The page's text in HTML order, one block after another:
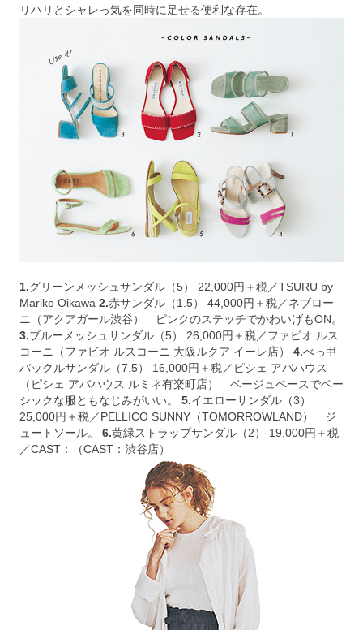
リハリとシャレっ気を同時に足せる便利な存在。
1.グリーンメッシュサンダル（5） 22,000円＋税／TSURU by
Mariko Oikawa 2.赤サンダル（1.5） 44,000円＋税／ネブロー
ニ（アクアガール渋谷） ピンクのステッチでかわいげもON。
3.ブルーメッシュサンダル（5） 26,000円＋税／ファビオ ルス
コーニ（ファビオ ルスコーニ 大阪ルクア イーレ店） 4.べっ甲
バックルサンダル（7.5） 16,000円＋税／ピシェ アバハウス
（ピシェ アバハウス ルミネ有楽町店） ベージュベースでベー
シックな服ともなじみがいい。 5.イエローサンダル（3）
25,000円＋税／PELLICO SUNNY（TOMORROWLAND） ジ
ュートソール。 6.黄緑ストラップサンダル（2） 19,000円＋税
／CAST：（CAST：渋谷店）